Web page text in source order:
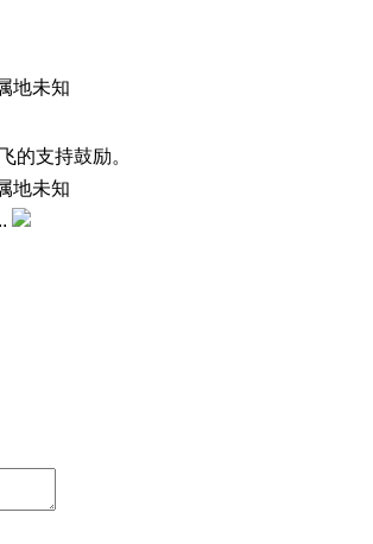
地未知
的支持鼓励。
地未知